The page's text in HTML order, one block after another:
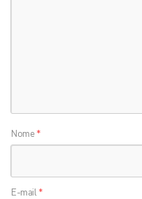
Nome*
E-mail*